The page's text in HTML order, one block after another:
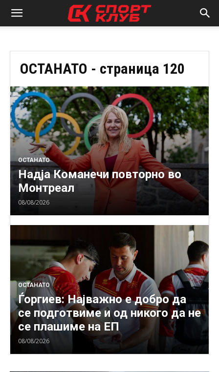
ОСТАНАТО - страница 120
ОСТАНАТО
Надја Команечи повторно во
Монтреал
08/08/2026
ОСТАНАТО
Ѓоргиев: Најважно е добро да
се подготвиме и од никого да не
се плашиме на ЕП
08/08/2026